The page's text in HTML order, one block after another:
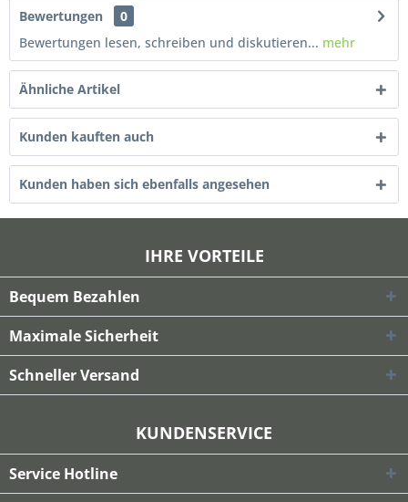
Bewertungen
0
Bewertungen lesen, schreiben und diskutieren... mehr
Ähnliche Artikel
Kunden kauften auch
Kunden haben sich ebenfalls angesehen
IHRE VORTEILE
Bequem Bezahlen
Maximale Sicherheit
Schneller Versand
KUNDENSERVICE
Service Hotline